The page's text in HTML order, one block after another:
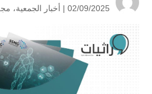
02/09/2025 |
أخبار الجمعية،